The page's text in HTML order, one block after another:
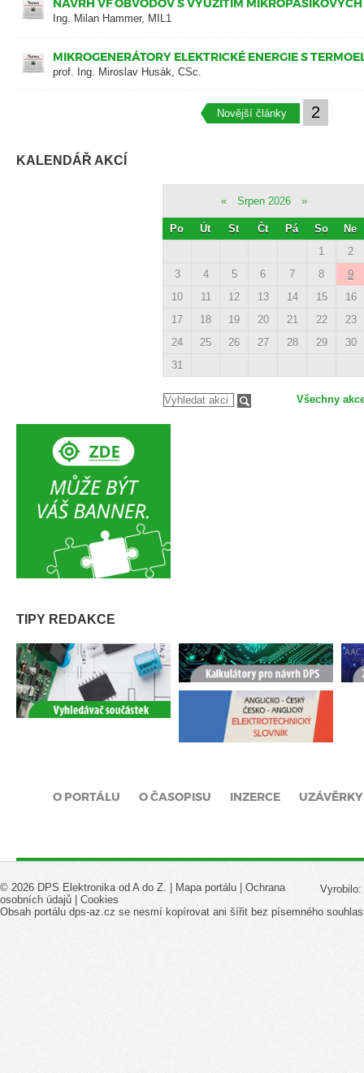
Ing. Milan Hammer, MIL1
MIKROGENERÁTORY ELEKTRICKÉ ENERGIE S
prof. Ing. Miroslav Husák, CSc.
Novější články 2
KALENDÁŘ AKCÍ
« Srpen 2026 »
Po Út St Čt Pá So
Ne
1
2
3
4 5 6 7 8
9
10
11 12 13 14 15
16
17
18 19 20 21 22
23
24
25 26 27 28 29
30
31
Všechny
TIPY REDAKCE
O PORTÁLU O ČASOPISU INZERCE UZÁVĚRKY
Vyrobilo:
© 2026 DPS Elektronika od A do Z. | Mapa portálu
Ochrana
osobních údajů
Cookies
Obsah portálu dps-az.cz se nesmí kopírovat ani šířit bez písemného